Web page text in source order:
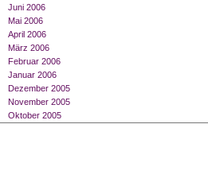
Juni 2006
Mai 2006
April 2006
März 2006
Februar 2006
Januar 2006
Dezember 2005
November 2005
Oktober 2005